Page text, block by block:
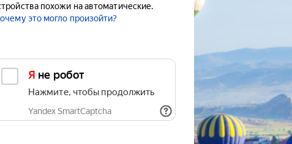
похожи на автоматические.
это могло произойти?
Я не робот
Нажмите, чтобы продолжить
Yandex SmartCaptcha